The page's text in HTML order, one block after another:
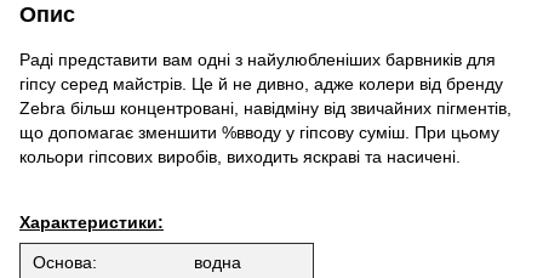
Опис
Раді представити вам одні з найулюбленіших барвників для
гіпсу серед майстрів. Це й не дивно, адже колери від бренду
Zebra більш концентровані, навідміну від звичайних пігментів,
що допомагає зменшити %вводу у гіпсову суміш. При цьому
кольори гіпсових виробів, виходить яскраві та насичені.
Характеристики:
Основа:
водна